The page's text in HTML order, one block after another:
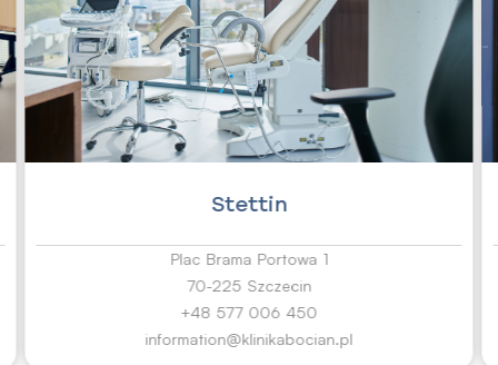
Stettin
Plac Brama Portowa 1
70-225 Szczecin
+48 577 006 450
information@klinikabocian.pl